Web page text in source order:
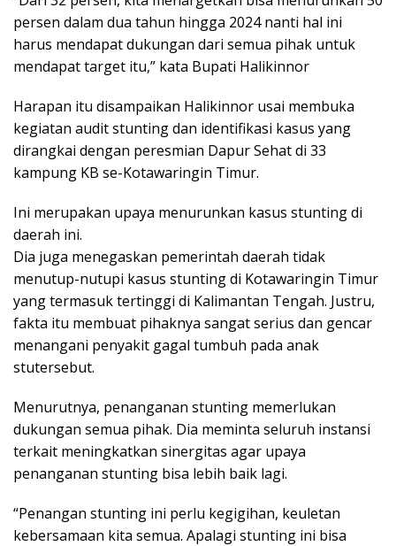
persen dalam dua tahun hingga 2024 nanti hal ini
harus mendapat dukungan dari semua pihak untuk
mendapat target itu,” kata Bupati Halikinnor
Harapan itu disampaikan Halikinnor usai membuka
kegiatan audit stunting dan identifikasi kasus yang
dirangkai dengan peresmian Dapur Sehat di 33
kampung KB se-Kotawaringin Timur.
Ini merupakan upaya menurunkan kasus stunting di
daerah ini.
Dia juga menegaskan pemerintah daerah tidak
menutup-nutupi kasus stunting di Kotawaringin Timur
yang termasuk tertinggi di Kalimantan Tengah. Justru,
fakta itu membuat pihaknya sangat serius dan gencar
menangani penyakit gagal tumbuh pada anak
stutersebut.
Menurutnya, penanganan stunting memerlukan
dukungan semua pihak. Dia meminta seluruh instansi
terkait meningkatkan sinergitas agar upaya
penanganan stunting bisa lebih baik lagi.
“Penangan stunting ini perlu kegigihan, keuletan
kebersamaan kita semua. Apalagi stunting ini bisa